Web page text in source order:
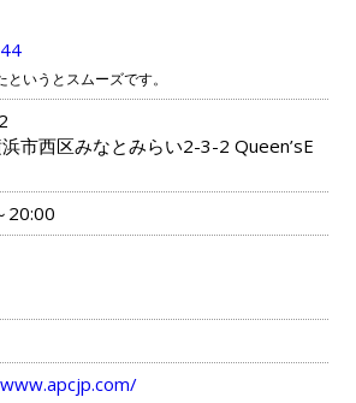
いうとスムーズです。
市西区みなとみらい2-3-2 Queen’sE
20:00